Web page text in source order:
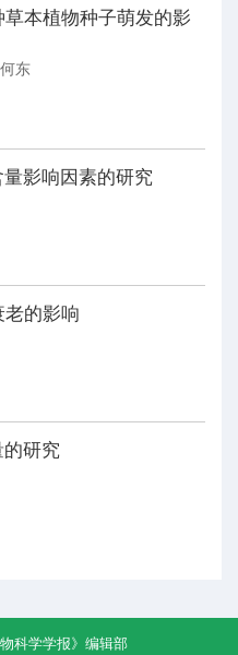
本植物种子萌发的影
何东
影响因素的研究
老的影响
研究
科学学报》编辑部